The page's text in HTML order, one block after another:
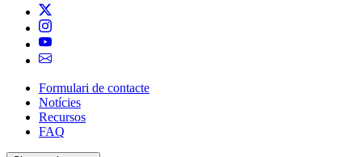
Navegació
principal
de
Formulari de contacte
Notícies
Recursos
FAQ